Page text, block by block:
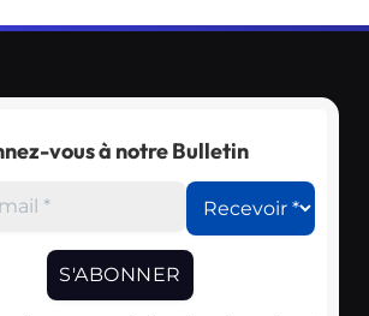
vous à notre Bulletin